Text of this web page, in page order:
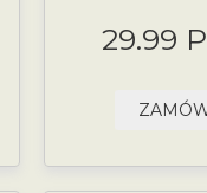
29.99